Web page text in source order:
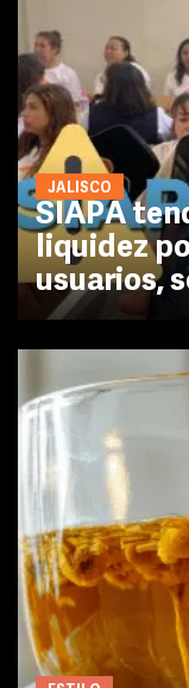
JALISCO
SIAPA
liquidez
usuarios,